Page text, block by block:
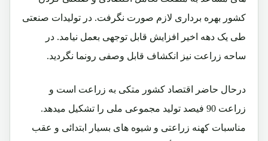
کشور بهره برداری لازم صورت نگرفت. در تولیدات صنعتی
طی یک دهه اخیر افزایش قابل توجهی بعمل نیامد. در
ساحه زراعت نیز انکشاف قابل وصفی رونما نگردید.
درحال حاضر اقتصاد کشور متکی به زراعت است و
زراعت 90 فیصد تولید مجموعی ملی را تشکیل میدهد.
مناسبات کهنه زراعتی و شیوه های بسیار ابتدائی و عقب